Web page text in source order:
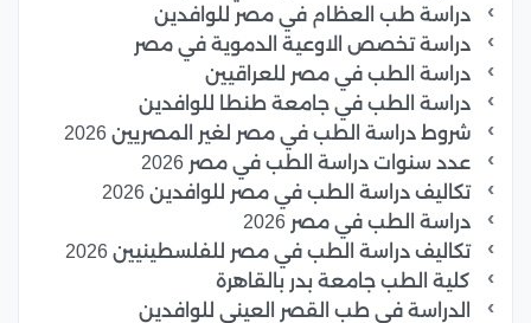
دراسة طب العظام في مصر للوافدين
دراسة تخصص الاوعية الدموية في مصر
دراسة الطب في مصر للعراقيين
دراسة الطب في جامعة طنطا للوافدين
شروط دراسة الطب في مصر لغير المصريين 2026
عدد سنوات دراسة الطب في مصر 2026
تكاليف دراسة الطب في مصر للوافدين 2026
دراسة الطب في مصر 2026
تكاليف دراسة الطب في مصر للفلسطينيين 2026
كلية الطب جامعة بدر بالقاهرة
الدراسة في طب القصر العينى للوافدين